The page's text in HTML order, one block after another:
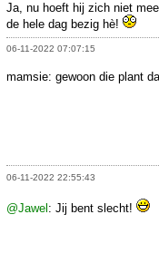
Ja, nu hoeft hij zich niet
de hele dag bezig hè!
06-11-2022 07:07:15
mamsie: gewoon die plant
06-11-2022 22:55:43
@Jawel: Jij bent slecht!